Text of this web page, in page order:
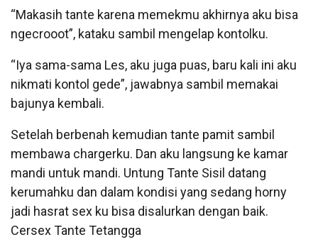
“Makasih tante karena memekmu akhirnya aku bisa
ngecrooot”, kataku sambil mengelap kontolku.
“Iya sama-sama Les, aku juga puas, baru kali ini aku
nikmati kontol gede”, jawabnya sambil memakai
bajunya kembali.
Setelah berbenah kemudian tante pamit sambil
membawa chargerku. Dan aku langsung ke kamar
mandi untuk mandi. Untung Tante Sisil datang
kerumahku dan dalam kondisi yang sedang horny
jadi hasrat sex ku bisa disalurkan dengan baik.
Cersex Tante Tetangga